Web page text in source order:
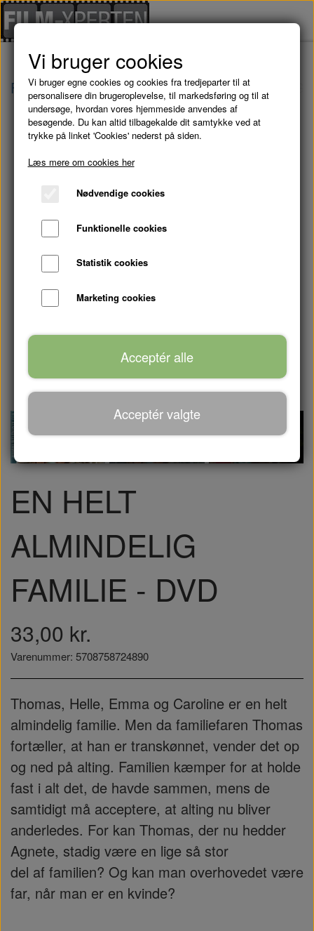
Forside Danske Film EN HELT ALMINDELIG
EN HELT
ALMINDELIG
FAMILIE - DVD
33,00 kr.
Varenummer: 5708758724890
Thomas, Helle, Emma og Caroline er en helt
almindelig familie. Men da familiefaren Thomas
fortæller, at han er transkønnet, vender det op
og ned på alting. Familien kæmper for at holde
fast i alt det, de havde sammen, mens de
samtidigt må acceptere, at alting nu bliver
anderledes. For kan Thomas, der nu hedder
Agnete, stadig være en lige så stor
del af familien? Og kan man overhovedet være
far, når man er en kvinde?
Vi bruger cookies
Vi bruger egne cookies og cookies fra tredjeparter til at
personalisere din brugeroplevelse, til markedsføring og til at
undersøge, hvordan vores hjemmeside anvendes af
besøgende. Du kan altid tilbagekalde dit samtykke ved at
trykke på linket 'Cookies' nederst på siden.
Læs mere om cookies her
Nødvendige cookies
Funktionelle cookies
Statistik cookies
Marketing cookies
Acceptér alle
Acceptér valgte